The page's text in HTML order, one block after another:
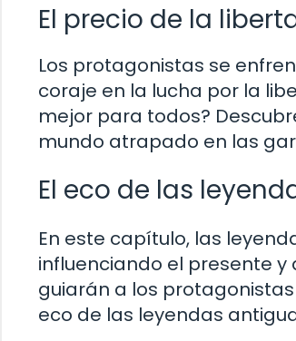
El precio de la
Los protagonistas se
coraje en la lucha por la
mejor para todos?
mundo atrapado en las
El eco de las
En este capítulo, las
influenciando el presente
guiarán a los
eco de las leyendas